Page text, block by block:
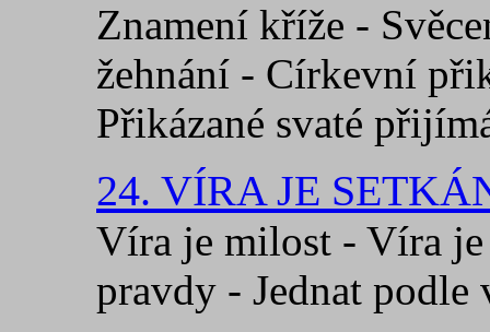
Znamení kříže -
žehnání - Církevní
Přikázané svaté
24. VÍRA JE
Víra je milost - Víra je
pravdy - Jednat